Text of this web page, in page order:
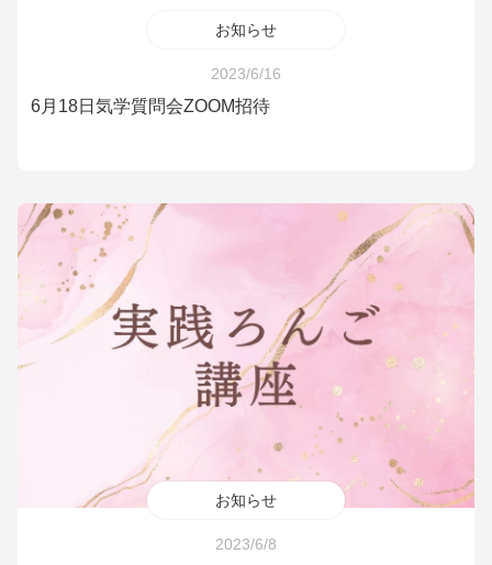
お知らせ
2023/6/16
6月18日気学質問会ZOOM招待
お知らせ
2023/6/8